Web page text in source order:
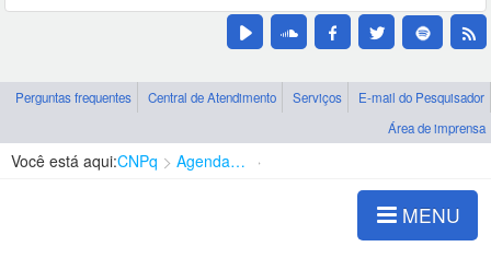
Perguntas frequentes Central de Atendimento Serviços
E-mail do Pesquisador
Área de imprensa
Você está aqui:CNPq Agenda de autoridades
MENU